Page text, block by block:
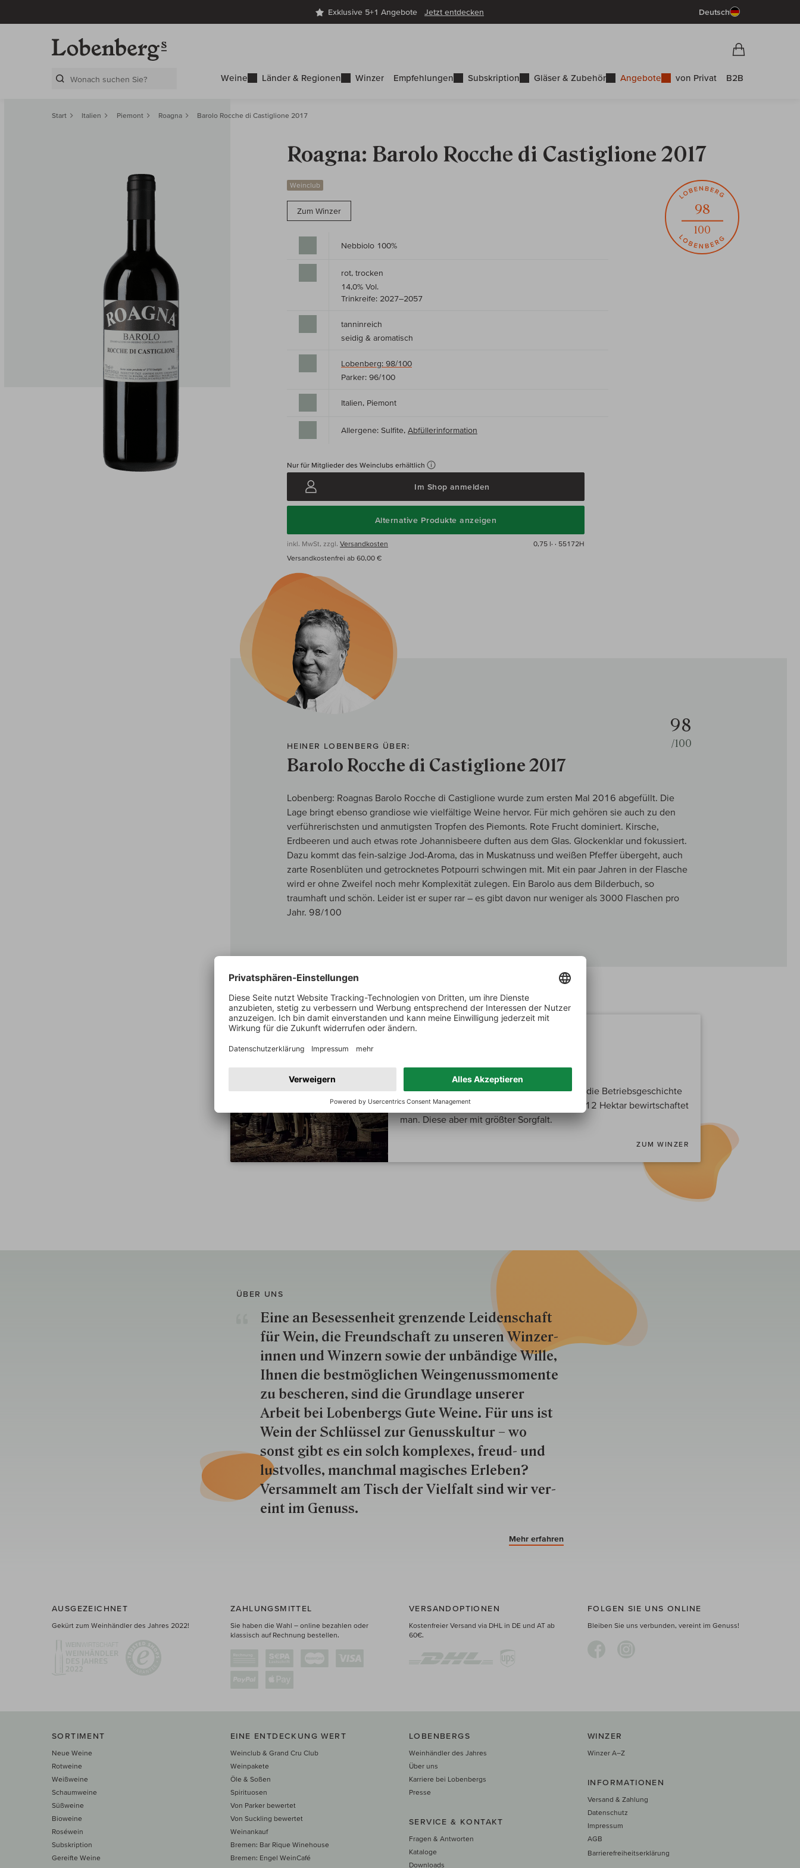
Exklusive 5+1 Angebote Jetzt entdecken Deutsch
Weine Länder & Regionen Winzer Empfehlungen Subskription Gläser & Zubehör Angebote von Privat B2B
Start Italien Piemont Roagna Barolo Rocche di Castiglione 2017
Roagna: Barolo Rocche di Castiglione 2017
Weinclub
Zum Winzer 98
100
Nebbiolo 100%
rot, trocken
14,0% Vol.
Trinkreife: 2027–2057
tanninreich
seidig & aromatisch
Lobenberg: 98/100
Parker: 96/100
Italien, Piemont
Allergene: Sulfite, Abfüllerinformation
Nur für Mitglieder des Weinclubs erhältlich
Im Shop anmelden
Alternative Produkte anzeigen
inkl. MwSt, zzgl. Versandkosten 0,75 l· · 55172H
Versandkostenfrei ab 60,00 €
HEINER LOBENBERG ÜBER:
Barolo Rocche di Castiglione 2017
98
/100
Lobenberg: Roagnas Barolo Rocche di Castiglione wurde zum ersten Mal 2016 abgefüllt. Die
Lage bringt ebenso grandiose wie vielfältige Weine hervor. Für mich gehören sie auch zu den
verführerischsten und anmutigsten Tropfen des Piemonts. Rote Frucht dominiert. Kirsche,
Erdbeeren und auch etwas rote Johannisbeere duften aus dem Glas. Glockenklar und fokussiert.
Dazu kommt das fein-salzige Jod-Aroma, das in Muskatnuss und weißen Pfeffer übergeht, auch
zarte Rosenblüten und getrocknetes Potpourri schwingen mit. Mit ein paar Jahren in der Flasche
wird er ohne Zweifel noch mehr Komplexität zulegen. Ein Barolo aus dem Bilderbuch, so
traumhaft und schön. Leider ist er super rar – es gibt davon nur weniger als 3000 Flaschen pro
Jahr. 98/100
MEIN WINZER
Roagna liegt direkt in Barbaresco. Luca führt die Betriebsgeschichte
des Familienweinguts mit seinem Vater. Nur 12 Hektar bewirtschaftet
man. Diese aber mit größter Sorgfalt.
ZUM WINZER
ÜBER UNS
Eine an Besessenheit gren­zende Lei­den­schaft
für Wein, die Freund­schaft zu unseren Win­zer­
innen und Win­zern so­wie der un­bän­dige Wille,
Ihnen die best­mög­lich­en Wein­genuss­momente
zu besche­ren, sind die Grund­lage unserer
Arbeit bei Lobenbergs Gute Weine. Für uns ist
Wein der Schlüs­sel zur Genuss­kultur – wo
sonst gibt es ein solch kom­plexes, freud- und
lustvolles, manchmal ma­gisch­es Er­le­ben?
Versammelt am Tisch der Vielfalt sind wir ver­
eint im Genuss.
Mehr erfahren
AUSGEZEICHNET
Gekürt zum Weinhändler des Jahres 2022!
ZAHLUNGSMITTEL
Sie haben die Wahl – online bezahlen oder
klassisch auf Rechnung bestellen.
VERSANDOPTIONEN
Kostenfreier Versand via DHL in DE und AT ab
60€.
FOLGEN SIE UNS ONLINE
Bleiben Sie uns verbunden, vereint im Genuss!
SORTIMENT
Neue Weine
Rotweine
Weißweine
Schaumweine
Süßweine
Bioweine
Roséwein
Subskription
Gereifte Weine
EINE ENTDECKUNG WERT
Weinclub & Grand Cru Club
Weinpakete
Öle & Soßen
Spirituosen
Von Parker bewertet
Von Suckling bewertet
Weinankauf
Bremen: Bar Rique Winehouse
Bremen: Engel WeinCafé
LOBENBERGS
Weinhändler des Jahres
Über uns
Karriere bei Lobenbergs
Presse
SERVICE & KONTAKT
Fragen & Antworten
Kataloge
Downloads
WINZER
Winzer A–Z
INFORMATIONEN
Versand & Zahlung
Datenschutz
Impressum
AGB
Barrierefreiheitserklärung